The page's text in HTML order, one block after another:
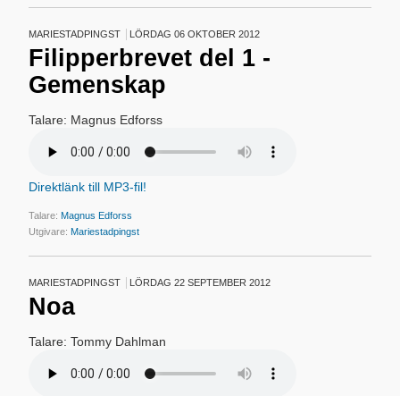
MARIESTADPINGST LÖRDAG 06 OKTOBER 2012
Filipperbrevet del 1 -
Gemenskap
Talare: Magnus Edforss
Direktlänk till MP3-fil!
Talare:Magnus Edforss
Utgivare:Mariestadpingst
MARIESTADPINGST LÖRDAG 22 SEPTEMBER 2012
Noa
Talare: Tommy Dahlman